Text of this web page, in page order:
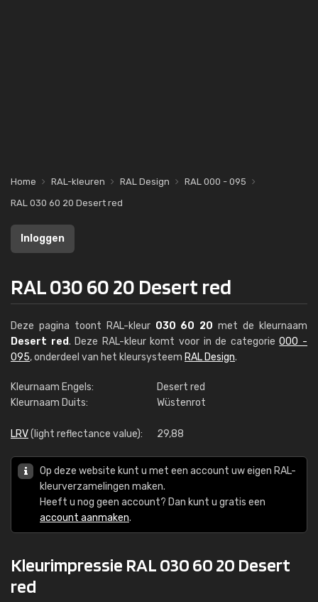
Home RAL-kleuren RAL Design
RAL 000 - 095
RAL 030 60 20 Desert red
Inloggen
RAL 030 60 20 Desert red
Deze pagina toont RAL-kleur 030 60 20 met de kleurnaam
Desert red. Deze RAL-kleur komt voor in de categorie000 -
095, onderdeel van het kleursysteem RAL Design.
Kleurnaam Engels:
Desert red
Kleurnaam Duits:
Wüstenrot
LRV(light reflectance value): 29,88
Op deze website kunt u met een account uw eigen RAL-
kleurverzamelingen maken.
Heeft u nog geen account? Dan kunt u gratis een
account aanmaken.
Kleurimpressie RAL 030 60 20 Desert
red